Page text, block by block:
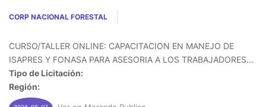
CORP NACIONAL FORESTAL
CURSO/TALLER ONLINE: CAPACITACION EN MANEJO DE
ISAPRES Y FONASA PARA ASESORIA A LOS TRABAJADORES...
Tipo de Licitación:
Región: